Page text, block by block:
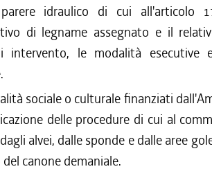
idraulico di cui all'articolo
di legname assegnato e il
intervento, le modalità esecutive
sociale o culturale finanziati
delle procedure di cui al
alvei, dalle sponde e dalle aree
canone demaniale.